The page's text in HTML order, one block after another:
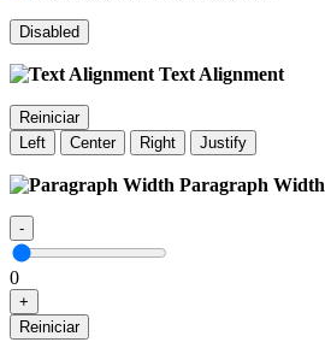
Disabled
Text Alignment
Reiniciar
Left
Center Right Justify
Paragraph Width
-
0
+
Reiniciar